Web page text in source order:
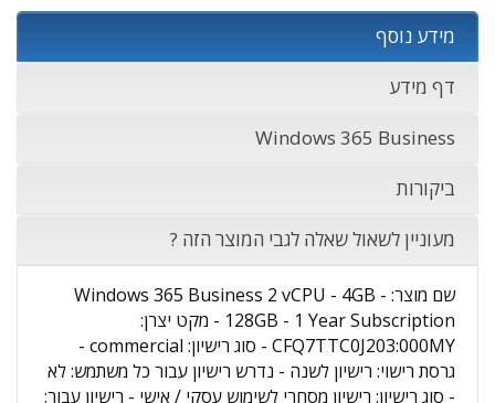
מידע נוסף
דף מידע
Windows 365 Business
ביקורות
מעוניין לשאול שאלה לגבי המוצר הזה ?
שם מוצר: Windows 365 Business 2 vCPU - 4GB -
128GB - 1 Year Subscription - מקט יצרן:
CFQ7TTC0J203:000MY - סוג רישיון: commercial -
גרסת רישוי: רישיון לשנה - נדרש רישיון עבור כל משתמש: לא
- סוג רישיון: רישיון מסחרי לשימוש עסקי / אישי - רישיון עבור: